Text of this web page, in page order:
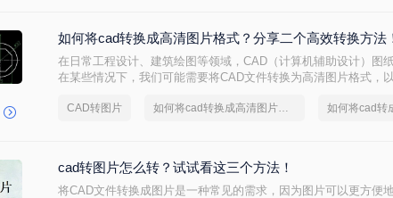
如何将cad转换成高清图片格式？分享二个高效转换方法
在日常工程设计、建筑绘图等领域，CAD（计算机辅助设计）图
在某些情况下，我们可能需要将CAD文件转换为高清图片格式，
图片格式的方法。
CAD转图片 如何将cad转换成高清图片格式
cad转图片怎么转？试试看这三个方法！
将CAD文件转换成图片是一种常见的需求，因为图片可以更方便